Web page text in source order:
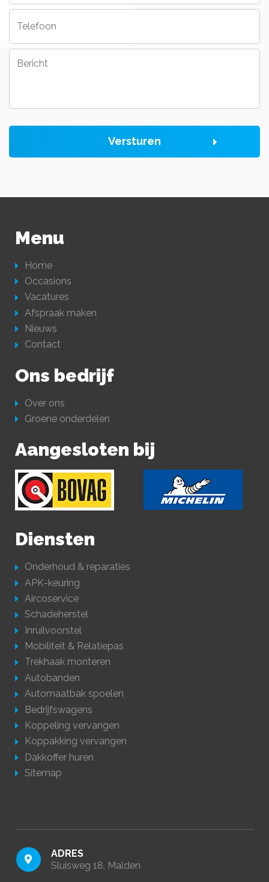
Versturen
Menu
Home
Occasions
Vacatures
Afspraak maken
Nieuws
Contact
Ons bedrijf
Over ons
Groene onderdelen
Aangesloten bij
Diensten
Onderhoud & reparaties
APK-keuring
Aircoservice
Schadeherstel
Inruilvoorstel
Mobiliteit & Relatiepas
Trekhaak monteren
Autobanden
Automaatbak spoelen
Bedrijfswagens
Koppeling vervangen
Koppakking vervangen
Dakkoffer huren
Sitemap
ADRES
Sluisweg 18, Malden